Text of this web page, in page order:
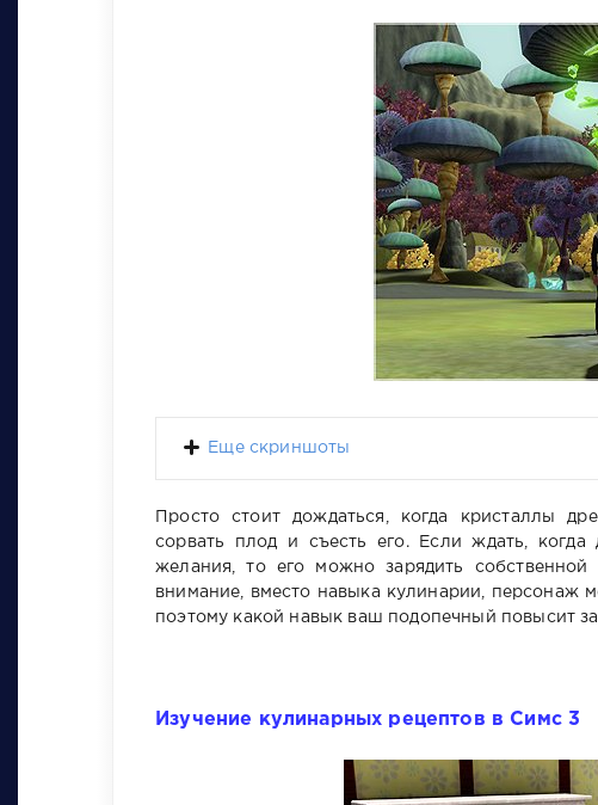
Еще скриншоты
Просто стоит дождаться, когда кристаллы
сорвать плод и съесть его. Если ждать,
желания, то его можно зарядить
внимание, вместо навыка кулинарии, персонаж
поэтому какой навык ваш подопечный повысит
Изучение кулинарных рецептов в Симс 3